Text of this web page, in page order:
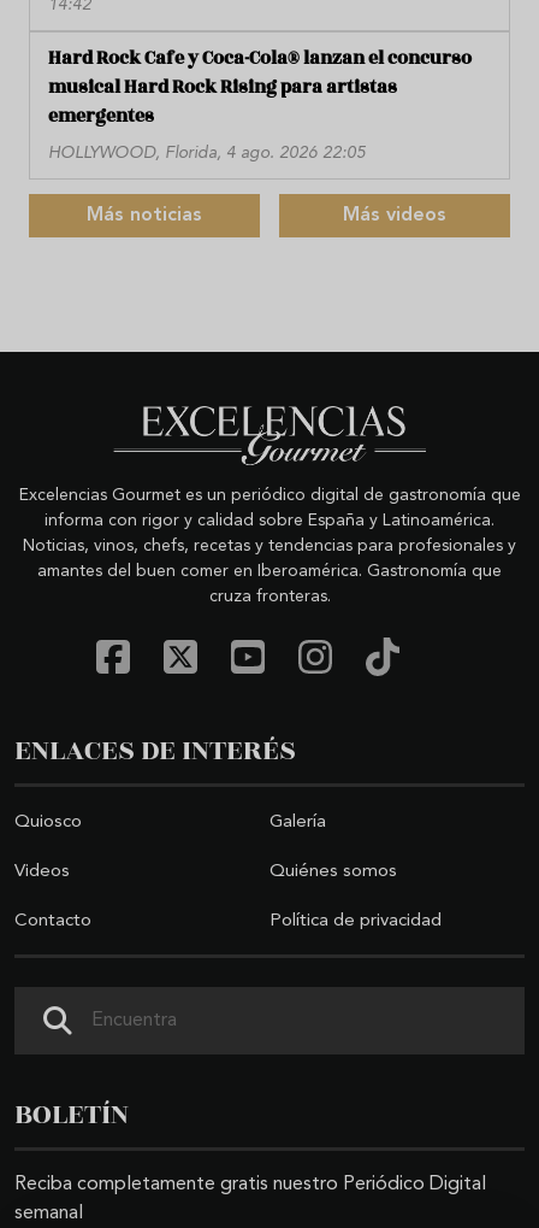
14:42
Hard Rock Cafe y Coca-Cola® lanzan el concurso
musical Hard Rock Rising para artistas
emergentes
HOLLYWOOD, Florida, 4 ago. 2026 22:05
Más noticias Más videos
Excelencias Gourmet es un periódico digital de gastronomía que
informa con rigor y calidad sobre España y Latinoamérica.
Noticias, vinos, chefs, recetas y tendencias para profesionales y
amantes del buen comer en Iberoamérica. Gastronomía que
cruza fronteras.
ENLACES DE INTERÉS
Quiosco Galería
Videos Quiénes somos
Contacto Política de privacidad
BOLETÍN
Reciba completamente gratis nuestro Periódico Digital
semanal